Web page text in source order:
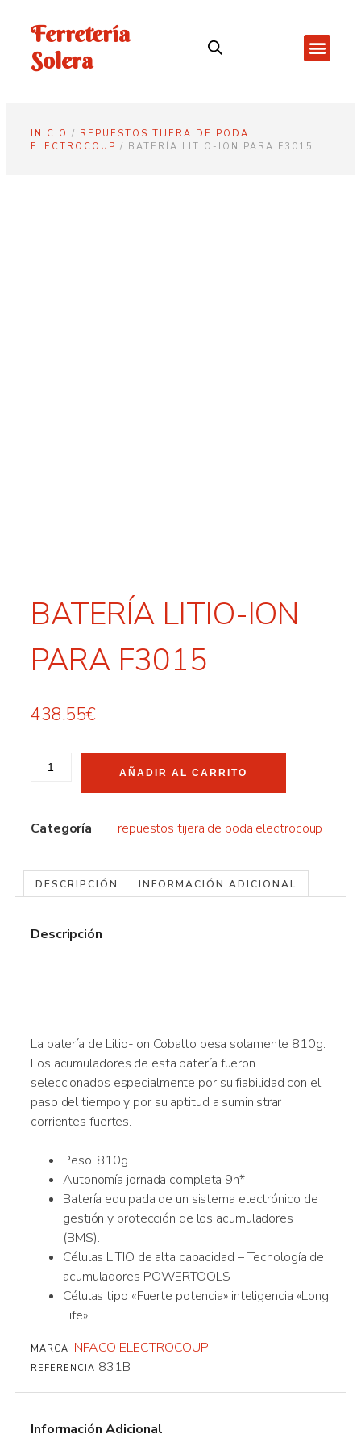
Ferretería
Solera
INICIO / REPUESTOS TIJERA DE PODA
ELECTROCOUP / BATERÍA LITIO-ION PARA F3015
BATERÍA LITIO-ION
PARA F3015
438.55€
AÑADIR AL CARRITO
Categoría repuestos tijera de poda electrocoup
DESCRIPCIÓN INFORMACIÓN ADICIONAL
Descripción
La batería de Litio-ion Cobalto pesa solamente 810g.
Los acumuladores de esta batería fueron
seleccionados especialmente por su fiabilidad con el
paso del tiempo y por su aptitud a suministrar
corrientes fuertes.
Peso: 810g
Autonomía jornada completa 9h*
Batería equipada de un sistema electrónico de
gestión y protección de los acumuladores
(BMS).
Células LITIO de alta capacidad – Tecnología de
acumuladores POWERTOOLS
Células tipo «Fuerte potencia» inteligencia «Long
Life».
MARCA INFACO ELECTROCOUP
REFERENCIA 831B
Información Adicional